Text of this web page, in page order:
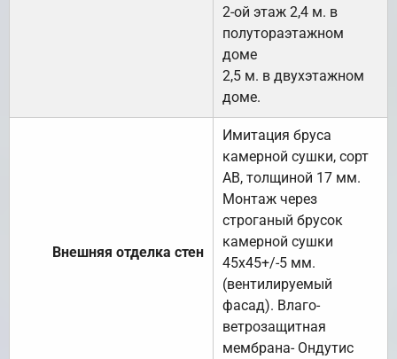
2-ой этаж 2,4 м. в
полутораэтажном
доме
2,5 м. в двухэтажном
доме.
Внешняя отделка стен
Имитация бруса
камерной сушки, сорт
АВ, толщиной 17 мм.
Монтаж через
строганый брусок
камерной сушки
45х45+/-5 мм.
(вентилируемый
фасад). Влаго-
ветрозащитная
мембрана- Ондутис